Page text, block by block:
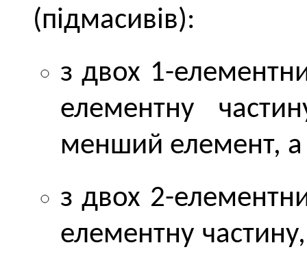
(підмасивів):
з двох 1-
елементну
менший елемент, а
з двох 2-
елементну